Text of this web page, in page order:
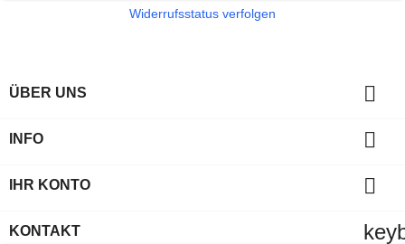
Widerrufsstatus verfolgen
ÜBER UNS 
INFO 
IHR KONTO 
KONTAKT